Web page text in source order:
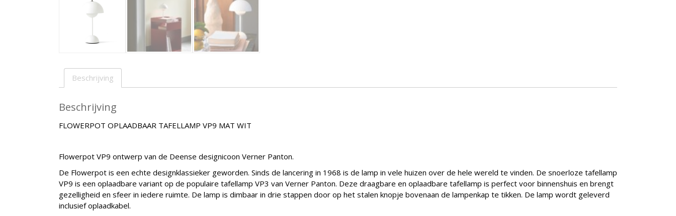
Beschrijving
Beschrijving
FLOWERPOT OPLAADBAAR TAFELLAMP VP9 MAT WIT
Flowerpot VP9 ontwerp van de Deense designicoon Verner Panton.
De Flowerpot is een echte designklassieker geworden. Sinds de lancering in 1968 is de lamp in vele huizen over de hele wereld te vinden. De snoerloze tafellamp
VP9 is een oplaadbare variant op de populaire tafellamp VP3 van Verner Panton. Deze draagbare en oplaadbare tafellamp is perfect voor binnenshuis en brengt
gezelligheid en sfeer in iedere ruimte. De lamp is dimbaar in drie stappen door op het stalen knopje bovenaan de lampenkap te tikken. De lamp wordt geleverd
inclusief oplaadkabel.